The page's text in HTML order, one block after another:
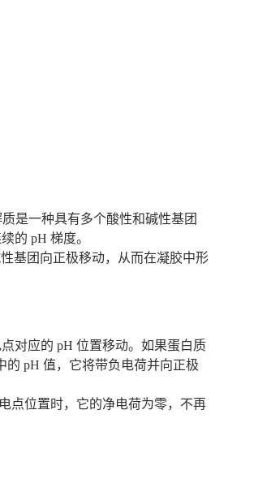
是一种具有多个酸性和碱性基团
的 pH 梯度。
基团向正极移动，从而在凝胶中形
对应的 pH 位置移动。如果蛋白质
pH 值，它将带负电荷并向正极
点位置时，它的净电荷为零，不再